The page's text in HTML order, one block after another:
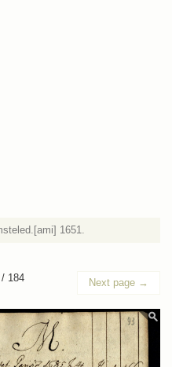
1651.
184 Next page →